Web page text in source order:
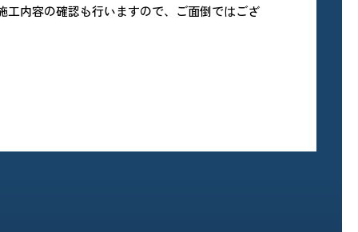
工内容の確認も行いますので、ご面倒ではござ